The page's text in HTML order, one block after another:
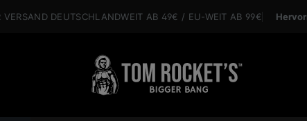
VERSANDDEUTSCHLANDWEIT AB 49€ / EU-WEIT AB 99€